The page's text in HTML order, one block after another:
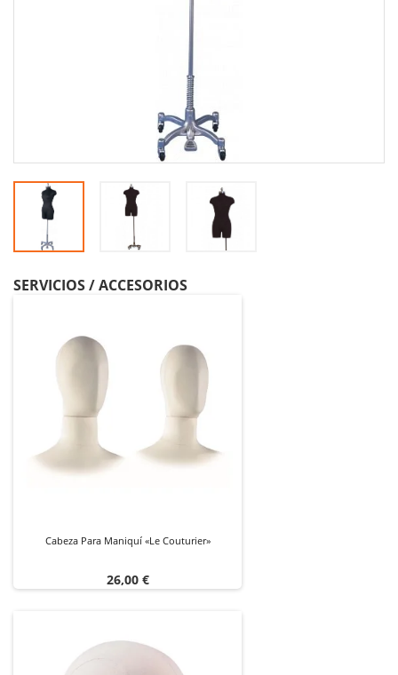
SERVICIOS / ACCESORIOS
Cabeza Para Maniquí «Le Couturier»
Precio
26,00 €